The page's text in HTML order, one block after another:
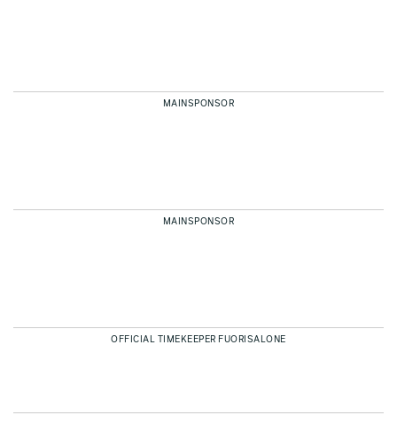
MAINSPONSOR
MAINSPONSOR
OFFICIAL TIMEKEEPER FUORISALONE